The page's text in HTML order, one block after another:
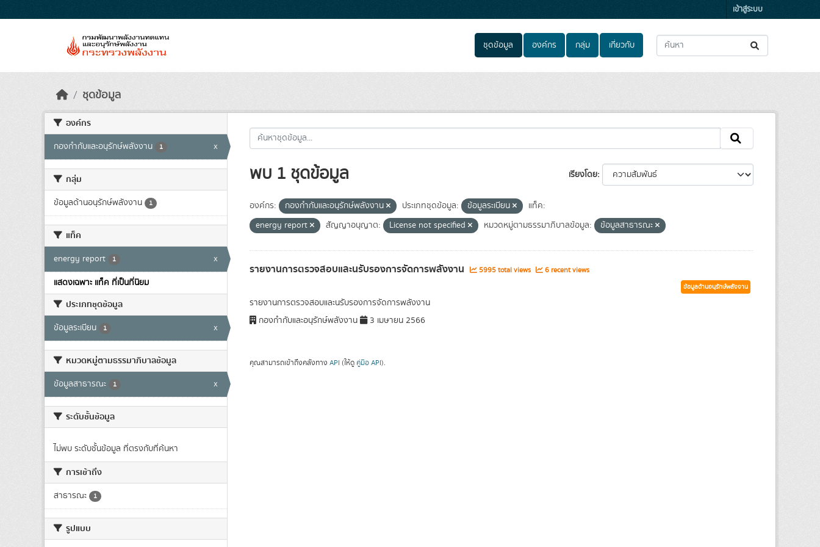
เข้าสู่ระบบ
ชุดข้อมูล องค์กร กลุ่ม เกี่ยวกับ
ชุดข้อมูล
องค์กร
กองกำกับและอนุรักษ์พลังงาน 1 x
กลุ่ม
ข้อมูลด้านอนุรักษ์พลังงาน 1
แท็ค
energy report 1
x
แสดงเฉพาะ แท็ค ที่เป็นที่นิยม
ประเภทชุดข้อมูล
ข้อมูลระเบียน 1 x
หมวดหมู่ตามธรรมาภิบาลข้อมูล
ข้อมูลสาธารณะ 1 x
ระดับชั้นข้อมูล
ไม่พบ ระดับชั้นข้อมูล ที่ตรงกับที่ค้นหา
การเข้าถึง
สาธารณะ 1
รูปแบบ
เรียงโดย
พบ 1 ชุดข้อมูล
องค์กร: กองกำกับและอนุรักษ์พลังงาน ประเภทชุดข้อมูล: ข้อมูลระเบียน
แท็ค:
energy report
สัญญาอนุญาต: License not specified หมวดหมู่ตามธรรมาภิบาลข้อมูล: ข้อมูลสาธารณะ
รายงานการตรวจสอบและนรับรองการจัดการพลังงาน 5995 total views 6 recent views
ข้อมูลด้านอนุรักษ์พลังงาน
รายงานการตรวจสอบและนรับรองการจัดการพลังงาน
กองกำกับและอนุรักษ์พลังงาน
3 เมษายน 2566
คุณสามารถเข้าถึงคลังทาง API (ให้ดู คู่มือ API).